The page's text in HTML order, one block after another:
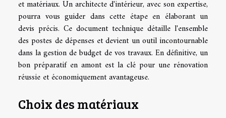
et matériaux. Un architecte d'intérieur, avec son expertise,
pourra vous guider dans cette étape en élaborant un
devis précis. Ce document technique détaille l'ensemble
des postes de dépenses et devient un outil incontournable
dans la gestion de budget de vos travaux. En définitive, un
bon préparatif en amont est la clé pour une rénovation
réussie et économiquement avantageuse.
Choix des matériaux